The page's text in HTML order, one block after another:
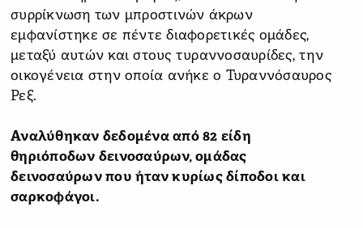
συρρίκνωση των μπροστινών άκρων
εμφανίστηκε σε πέντε διαφορετικές ομάδες,
μεταξύ αυτών και στους τυραννοσαυρίδες, την
οικογένεια στην οποία ανήκε ο Τυραννόσαυρος
Ρεξ.
Αναλύθηκαν δεδομένα από 82 είδη
θηριόποδων δεινοσαύρων, ομάδας
δεινοσαύρων που ήταν κυρίως δίποδοι και
σαρκοφάγοι.